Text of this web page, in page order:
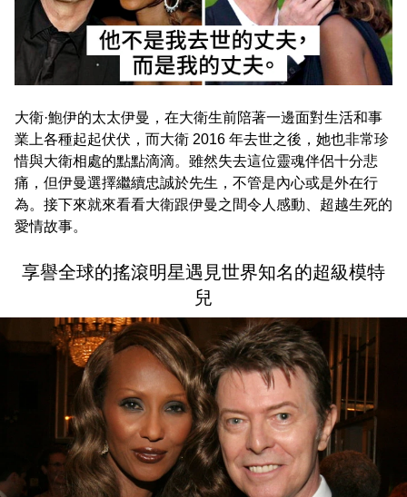
大衛·鮑伊的太太伊曼，在大衛生前陪著一邊面對生活和事
業上各種起起伏伏，而大衛 2016 年去世之後，她也非常珍
惜與大衛相處的點點滴滴。雖然失去這位靈魂伴侶十分悲
痛，但伊曼選擇繼續忠誠於先生，不管是內心或是外在行
為。接下來就來看看大衛跟伊曼之間令人感動、超越生死的
愛情故事。
享譽全球的搖滾明星遇見世界知名的超級模特
兒